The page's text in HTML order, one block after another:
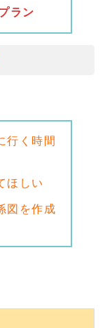
ラン
行く時間
ほしい
図を作成